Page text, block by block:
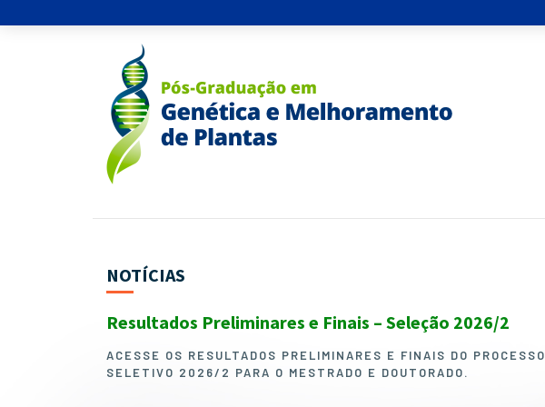
NOTÍCIAS
Resultados Preliminares e Finais – Seleção 2026/2
ACESSE OS RESULTADOS PRELIMINARES E FINAIS DO PROCESSO
SELETIVO 2026/2 PARA O MESTRADO E DOUTORADO.